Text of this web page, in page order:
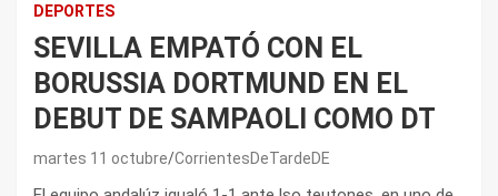
DEPORTES
SEVILLA EMPATÓ CON EL
BORUSSIA DORTMUND EN EL
DEBUT DE SAMPAOLI COMO DT
martes 11 octubre CorrientesDeTardeDE